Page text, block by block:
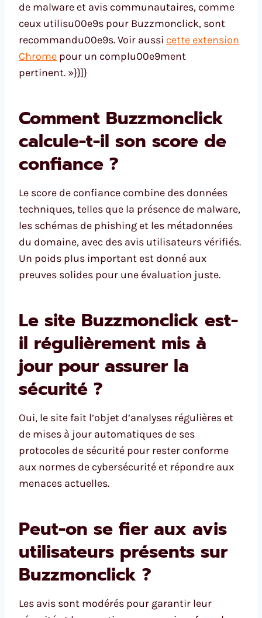
de malware et avis communautaires, comme
ceux utilisu00e9s pour Buzzmonclick, sont
recommandu00e9s. Voir aussi cette extension
Chrome pour un complu00e9ment
pertinent. »}}]}
Comment Buzzmonclick
calcule-t-il son score de
confiance ?
Le score de confiance combine des données
techniques, telles que la présence de malware,
les schémas de phishing et les métadonnées
du domaine, avec des avis utilisateurs vérifiés.
Un poids plus important est donné aux
preuves solides pour une évaluation juste.
Le site Buzzmonclick est-
il régulièrement mis à
jour pour assurer la
sécurité ?
Oui, le site fait l’objet d’analyses régulières et
de mises à jour automatiques de ses
protocoles de sécurité pour rester conforme
aux normes de cybersécurité et répondre aux
menaces actuelles.
Peut-on se fier aux avis
utilisateurs présents sur
Buzzmonclick ?
Les avis sont modérés pour garantir leur